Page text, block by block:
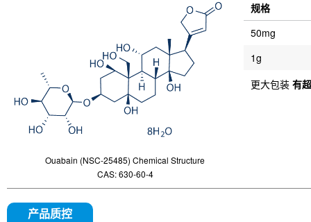
Ouabain (NSC-25485) Chemical Structure
CAS: 630-60-4
规格
50mg
1g
更大包装 有
产品质控